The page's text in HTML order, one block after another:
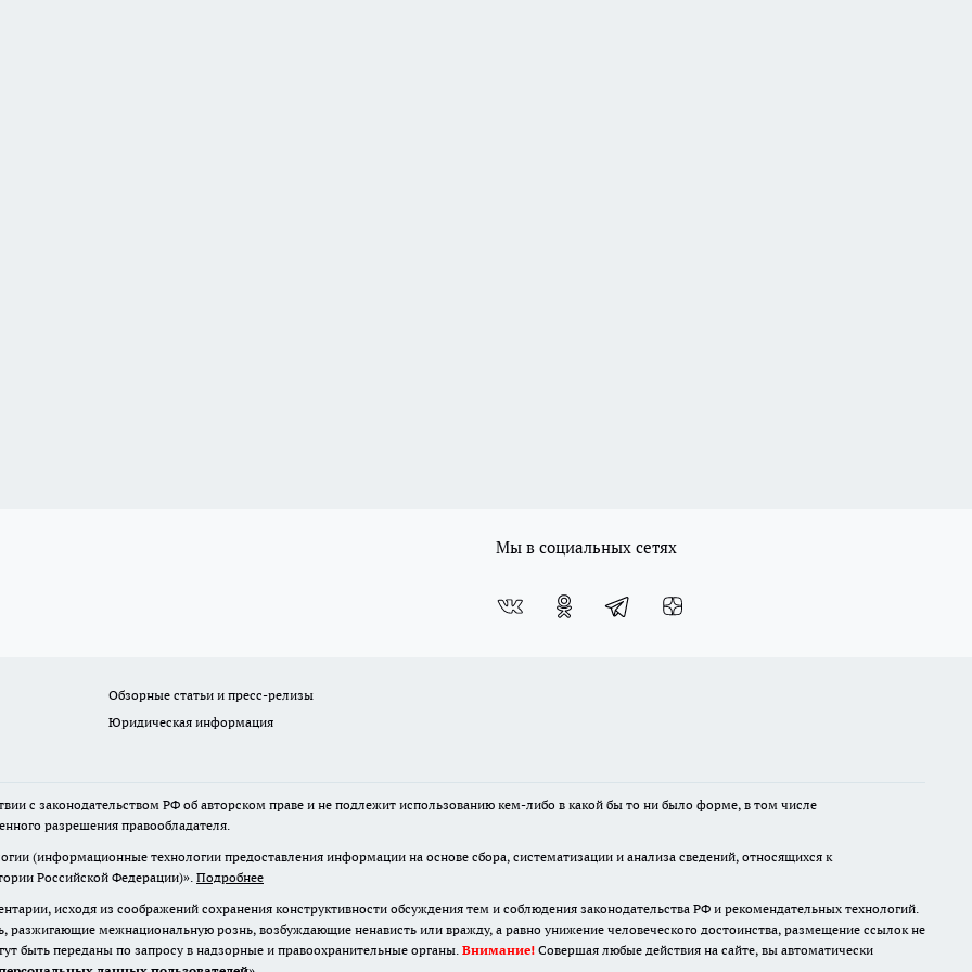
Мы в социальных сетях
Обзорные статьи и пресс-релизы
Юридическая информация
с законодательством РФ об авторском праве и не подлежит использованию кем-либо в какой бы то ни было форме, в том числе
разрешения правообладателя.
(информационные технологии предоставления информации на основе сбора, систематизации и анализа сведений, относящихся к
Российской Федерации)». Подробнее
исходя из соображений сохранения конструктивности обсуждения тем и соблюдения законодательства РФ и рекомендательных технологий.
межнациональную рознь, возбуждающие ненависть или вражду, а равно унижение человеческого достоинства, размещение ссылок не
быть переданы по запросу в надзорные и правоохранительные органы. Внимание! Совершая любые действия на сайте, вы автоматически